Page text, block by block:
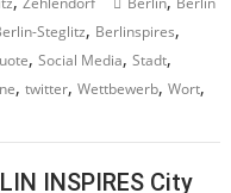
Steglitz, Berlinspires,
,Social Media,Stadt,
,twitter,Wettbewerb,Wort,
INSPIRES City